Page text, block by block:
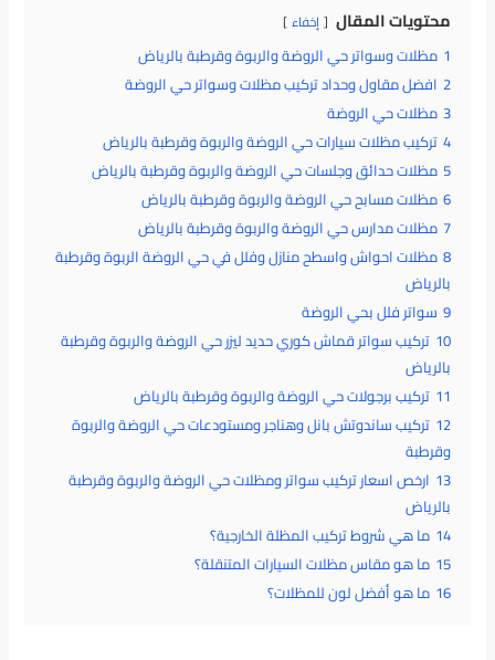
محتويات المقال إخفاء
1 مظلات وسواتر حي الروضة والربوة وقرطبة بالرياض
2 افضل مقاول وحداد تركيب مظلات وسواتر حي الروضة
3 مظلات حي الروضة
4 تركيب مظلات سيارات حي الروضة والربوة وقرطبة بالرياض
5 مظلات حدائق وجلسات حي الروضة والربوة وقرطبة بالرياض
6 مظلات مسابح حي الروضة والربوة وقرطبة بالرياض
7 مظلات مدارس حي الروضة والربوة وقرطبة بالرياض
8 مظلات احواش واسطح منازل وفلل في حي الروضة الربوة وقرطبة
بالرياض
9 سواتر فلل بحي الروضة
10 تركيب سواتر قماش كوري حديد ليزر حي الروضة والربوة وقرطبة
بالرياض
11 تركيب برجولات حي الروضة والربوة وقرطبة بالرياض
12 تركيب ساندوتش بانل وهناجر ومستودعات حي الروضة والربوة
وقرطبة
13 ارخص اسعار تركيب سواتر ومظلات حي الروضة والربوة وقرطبة
بالرياض
14 ما هي شروط تركيب المظلة الخارجية؟
15 ما هو مقاس مظلات السيارات المتنقلة؟
16 ما هو أفضل لون للمظلات؟